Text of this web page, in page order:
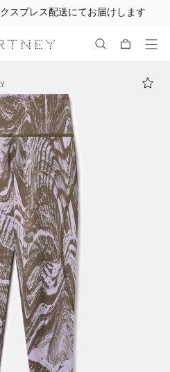
スプレス配送にてお届けします